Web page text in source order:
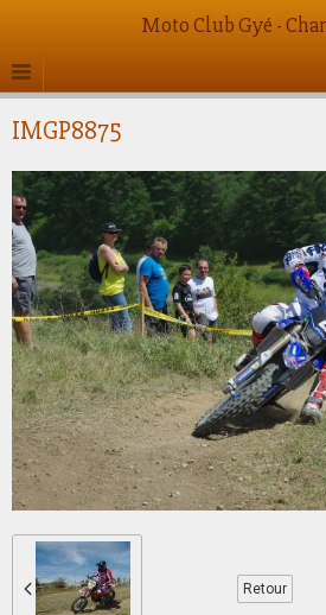
Moto Club Gyé -
IMGP8875
Retour